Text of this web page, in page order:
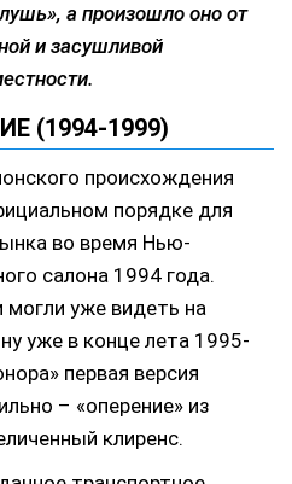
а произошло оно от
и засушливой
(1994-1999)
происхождения
порядке для
во время Нью-
салона 1994 года.
уже видеть на
уже в конце лета 1995-
первая версия
– «оперение» из
клиренс.